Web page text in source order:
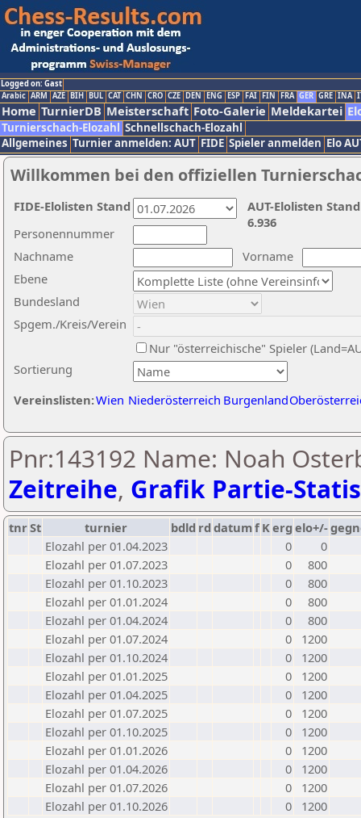
Logged on: Gast
Arabic ARM AZE BIH BUL CAT CHN CRO CZE DEN ENG ESP FAI FIN FRA GER GRE INA
Home TurnierDB Meisterschaft Foto-Galerie Meldekartei
Turnierschach-Elozahl Schnellschach-Elozahl
Allgemeines Turnier anmelden: AUT FIDE Spieler anmelden Elo
Willkommen bei den offiziellen
Nachname
Vorname
Ebene
Sortierung
Personennummer
Bundesland
Spgem./Kreis/Verein
Nur "österreichische" Spieler
Vereinslisten:Wien Niederösterreich Burgenland
AUT-Elolisten
6.936
FIDE-Elolisten Stand
Pnr:143192 Name: Noah
Zeitreihe, Grafik Partie-
tnrSt turnier bdld rd datumf Kerg elo+/-
Elozahl per 01.04.2023
0
0
Elozahl per 01.07.2023
0
800
Elozahl per 01.10.2023
0
800
Elozahl per 01.01.2024
0
800
Elozahl per 01.04.2024
0
800
Elozahl per 01.07.2024
0
1200
Elozahl per 01.10.2024
0
1200
Elozahl per 01.01.2025
0
1200
Elozahl per 01.04.2025
0
1200
Elozahl per 01.07.2025
0
1200
Elozahl per 01.10.2025
0
1200
Elozahl per 01.01.2026
0
1200
Elozahl per 01.04.2026
0
1200
Elozahl per 01.07.2026
0
1200
Elozahl per 01.10.2026
0 1200